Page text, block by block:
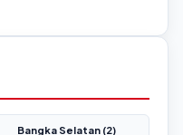
Bangka Selatan (2)